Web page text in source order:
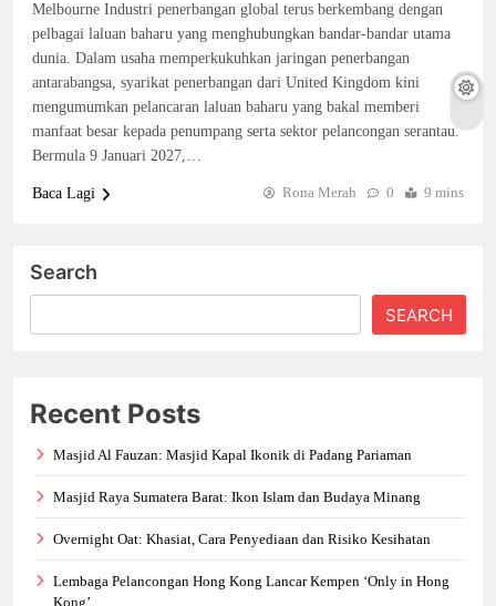
Melbourne Industri penerbangan global terus berkembang dengan
pelbagai laluan baharu yang menghubungkan bandar-bandar utama
dunia. Dalam usaha memperkukuhkan jaringan penerbangan
antarabangsa, syarikat penerbangan dari United Kingdom kini
mengumumkan pelancaran laluan baharu yang bakal memberi
manfaat besar kepada penumpang serta sektor pelancongan serantau.
Bermula 9 Januari 2027,…
Baca Lagi Rona Merah 0 9 mins
Search
SEARCH
Recent Posts
Masjid Al Fauzan: Masjid Kapal Ikonik di Padang Pariaman
Masjid Raya Sumatera Barat: Ikon Islam dan Budaya Minang
Overnight Oat: Khasiat, Cara Penyediaan dan Risiko Kesihatan
Lembaga Pelancongan Hong Kong Lancar Kempen ‘Only in Hong
Kong’